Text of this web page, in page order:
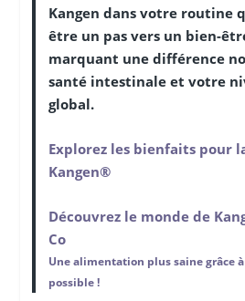
Kangen dans votre routine
être un pas vers un bien-
marquant une différence
santé intestinale et votre
global.
Explorez les bienfaits pour
Kangen®
Découvrez le monde de
Co
Une alimentation plus saine grâce à
possible !